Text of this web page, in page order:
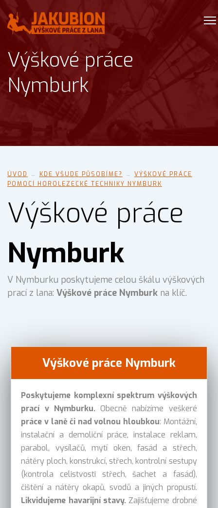
Výškové práce
Nymburk
ÚVOD → KDE VŠUDE PŮSOBÍME? → VÝŠKOVÉ PRÁCE
POMOCÍ HOROLEZECKÉ TECHNIKY NYMBURK
Výškové práce
Nymburk
V Nymburku poskytujeme celou škálu výškových
prací z lana: Výškové práce Nymburk na klíč.
Výškové práce Nymburk
Poskytujeme komplexní spektrum výškových
prací v Nymburku.Obecně nabízíme veškeré
práce v laně či nad volnou hloubkou: Montážní,
instalační a demoliční práce, instalace reklam,
parabol, vysílačů, mytí oken, fasád a střech,
nátěry ploch, konstrukcí, střech, kontrolní sestupy
(kontrola celistvosti střech, šachet a fasád),
čištění a nátěry okapů, svodů a jiných propustí.
Likvidujeme havarijní stavy. Zajišťujeme drobné